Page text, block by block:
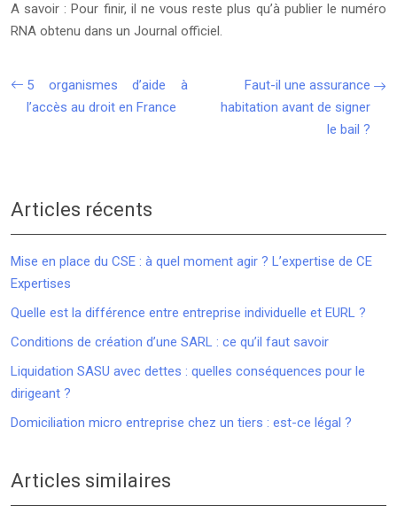
A savoir : Pour finir, il ne vous reste plus qu’à publier le numéro
RNA obtenu dans un Journal officiel.
5 organismes d’aide à
l’accès au droit en France
Faut-il une assurance
habitation avant de signer
le bail ?
Articles récents
Mise en place du CSE : à quel moment agir ? L’expertise de CE
Expertises
Quelle est la différence entre entreprise individuelle et EURL ?
Conditions de création d’une SARL : ce qu’il faut savoir
Liquidation SASU avec dettes : quelles conséquences pour le
dirigeant ?
Domiciliation micro entreprise chez un tiers : est-ce légal ?
Articles similaires